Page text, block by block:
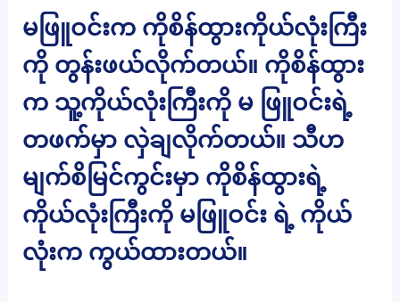
မဖြူဝင်းက ကိုစိန်ထွားကိုယ်လုံးကြီး
ကို တွန်းဖယ်လိုက်တယ်။ ကိုစိန်ထွား
က သူ့ကိုယ်လုံးကြီးကို မ ဖြူဝင်းရဲ့
တဖက်မှာ လှဲချလိုက်တယ်။ သီဟ
မျက်စိမြင်ကွင်းမှာ ကိုစိန်ထွားရဲ့
ကိုယ်လုံးကြီးကို မဖြူဝင်း ရဲ့ ကိုယ်
လုံးက ကွယ်ထားတယ်။